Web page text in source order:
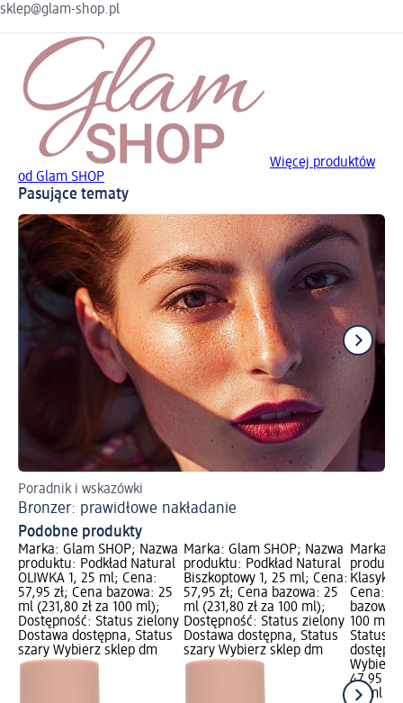
sklep@glam-shop.pl
Więcej produktów
od Glam SHOP
Pasujące tematy
Poradnik i wskazówki
Bronzer: prawidłowe nakładanie
Podobne produkty
Marka: Glam SHOP; Nazwa
produktu: Podkład Natural
OLIWKA 1, 25 ml; Cena:
57,95 zł; Cena bazowa: 25
ml (231,80 zł za 100 ml);
Dostępność: Status zielony
Dostawa dostępna, Status
szary Wybierz sklep dm
Marka: Glam SHOP; Nazwa
produktu: Podkład Natural
Biszkoptowy 1, 25 ml; Cena:
57,95 zł; Cena bazowa: 25
ml (231,80 zł za 100 ml);
Dostępność: Status zielony
Dostawa dostępna, Status
szary Wybierz sklep dm
Marka:
Klasyk
Cena:
bazowa:
100 ml);
Status
Wybierz
47,95 zł
30 ml